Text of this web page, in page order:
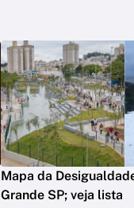
Mapa da
Grande SP; veja lista